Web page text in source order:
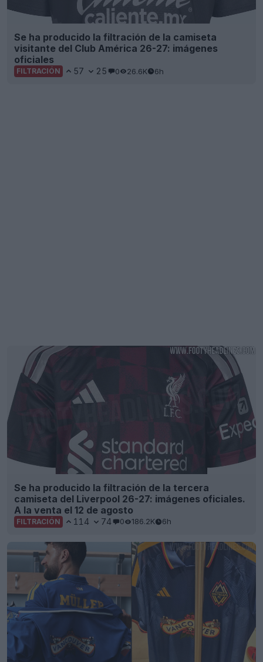
Se ha producido la filtración de la camiseta
visitante del Club América 26-27: imágenes
oficiales
FILTRACIÓN 57 25 0 26.6K 6h
Se ha producido la filtración de la tercera
camiseta del Liverpool 26-27: imágenes oficiales.
A la venta el 12 de agosto
FILTRACIÓN 114 74 0 186.2K 6h